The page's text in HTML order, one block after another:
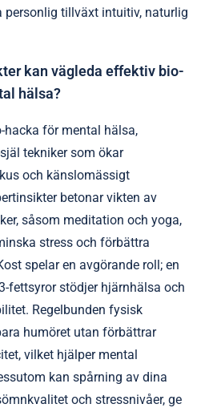
personlig tillväxt intuitiv, naturlig
kan vägleda effektiv bio-
hälsa?
hacka för mental hälsa,
tekniker som ökar
och känslomässigt
betonar vikten av
såsom meditation och yoga,
stress och förbättra
spelar en avgörande roll; en
fettsyror stödjer hjärnhälsa och
Regelbunden fysisk
humöret utan förbättrar
vilket hjälper mental
kan spårning av dina
och stressnivåer, ge